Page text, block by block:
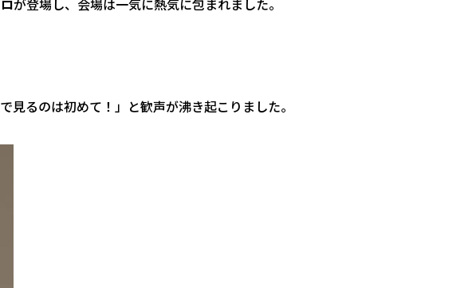
が登場し、会場は一気に熱気に包まれました。
るのは初めて！」と歓声が沸き起こりました。